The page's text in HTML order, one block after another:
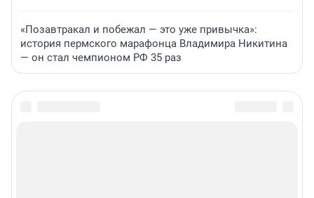
«Позавтракал и побежал — это уже привычка»:
история пермского марафонца Владимира Никитина
— он стал чемпионом РФ 35 раз